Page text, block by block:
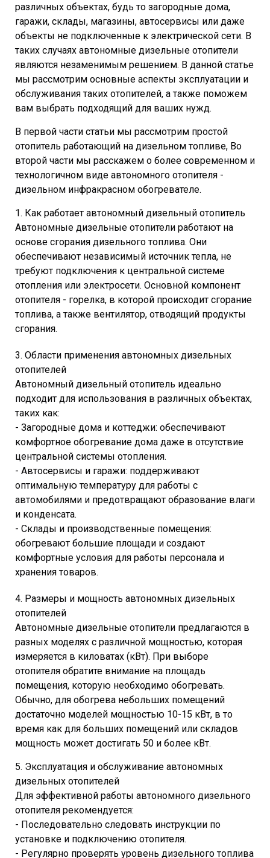
различных объектах, будь то загородные дома,
гаражи, склады, магазины, автосервисы или даже
объекты не подключенные к электрической сети. В
таких случаях автономные дизельные отопители
являются незаменимым решением. В данной статье
мы рассмотрим основные аспекты эксплуатации и
обслуживания таких отопителей, а также поможем
вам выбрать подходящий для ваших нужд.
В первой части статьи мы рассмотрим простой
отопитель работающий на дизельном топливе, Во
второй части мы расскажем о более современном и
технологичном виде автономного отопителя -
дизельном инфракрасном обогревателе.
1. Как работает автономный дизельный отопитель
Автономные дизельные отопители работают на
основе сгорания дизельного топлива. Они
обеспечивают независимый источник тепла, не
требуют подключения к центральной системе
отопления или электросети. Основной компонент
отопителя - горелка, в которой происходит сгорание
топлива, а также вентилятор, отводящий продукты
сгорания.
3. Области применения автономных дизельных
отопителей
Автономный дизельный отопитель идеально
подходит для использования в различных объектах,
таких как:
- Загородные дома и коттеджи: обеспечивают
комфортное обогревание дома даже в отсутствие
центральной системы отопления.
- Автосервисы и гаражи: поддерживают
оптимальную температуру для работы с
автомобилями и предотвращают образование влаги
и конденсата.
- Склады и производственные помещения:
обогревают большие площади и создают
комфортные условия для работы персонала и
хранения товаров.
4. Размеры и мощность автономных дизельных
отопителей
Автономные дизельные отопители предлагаются в
разных моделях с различной мощностью, которая
измеряется в киловатах (кВт). При выборе
отопителя обратите внимание на площадь
помещения, которую необходимо обогревать.
Обычно, для обогрева небольших помещений
достаточно моделей мощностью 10-15 кВт, в то
время как для больших помещений или складов
мощность может достигать 50 и более кВт.
5. Эксплуатация и обслуживание автономных
дизельных отопителей
Для эффективной работы автономного дизельного
отопителя рекомендуется:
- Последовательно следовать инструкции по
установке и подключению отопителя.
- Регулярно проверять уровень дизельного топлива